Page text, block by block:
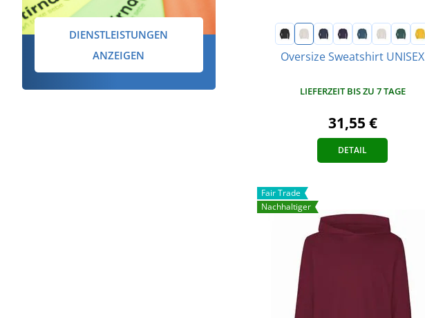
DIENSTLEISTUNGEN
ANZEIGEN
Oversize Sweatshirt UNISEX
LIEFERZEIT BIS ZU 7 TAGE
31,55 €
DETAIL
Fair Trade
Nachhaltiger